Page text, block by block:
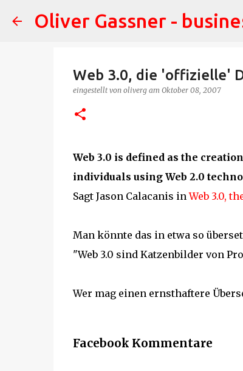
Oliver Gassner -
Web 3.0, die 'offizielle'
eingestellt von oliverg am Oktober 08, 2007
Web 3.0 is defined as the
individuals using Web 2.0
Sagt Jason Calacanis inWeb 3.0,
Man könnte das in etwa so
"Web 3.0 sind Katzenbilder von
Wer mag einen ernsthaftere
Facebook Kommentare